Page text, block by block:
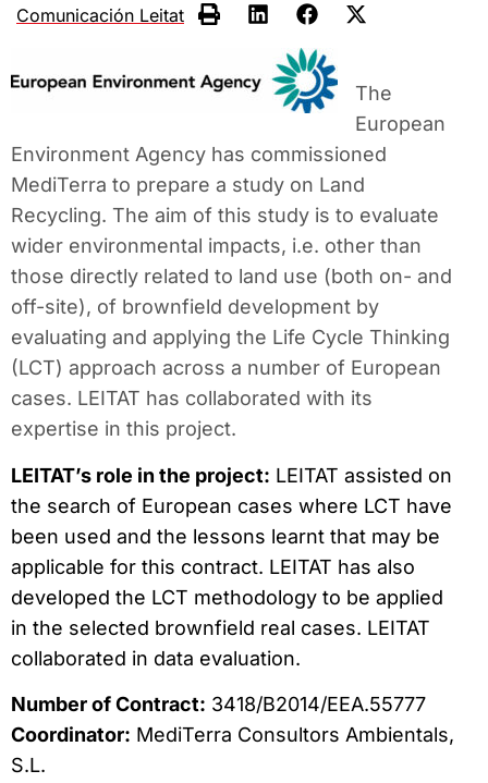
Comunicación Leitat
The
European
Environment Agency has commissioned
MediTerra to prepare a study on Land
Recycling. The aim of this study is to evaluate
wider environmental impacts, i.e. other than
those directly related to land use (both on- and
off-site), of brownfield development by
evaluating and applying the Life Cycle Thinking
(LCT) approach across a number of European
cases. LEITAT has collaborated with its
expertise in this project.
LEITAT’s role in the project: LEITAT assisted on
the search of European cases where LCT have
been used and the lessons learnt that may be
applicable for this contract. LEITAT has also
developed the LCT methodology to be applied
in the selected brownfield real cases. LEITAT
collaborated in data evaluation.
Number of Contract: 3418/B2014/EEA.55777
Coordinator: MediTerra Consultors Ambientals,
S.L.